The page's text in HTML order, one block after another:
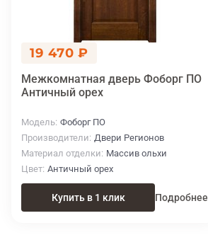
19 470 ₽
Межкомнатная дверь Фоборг ПО
Античный орех
Модель Фоборг ПО
Производители Двери Регионов
Материал отделки Массив ольхи
Цвет Античный орех
Купить в 1 клик Подробнее